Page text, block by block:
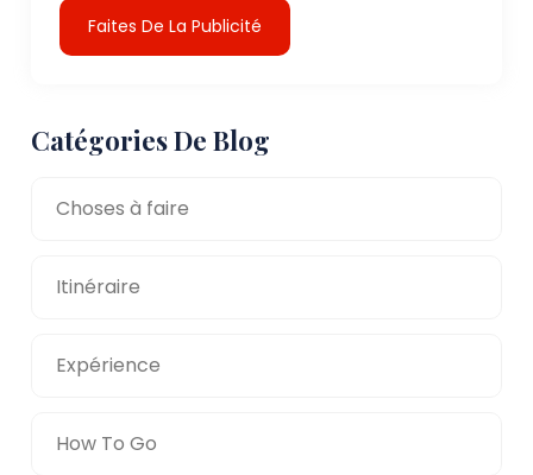
Faites De La Publicité
Catégories De Blog
Choses à faire
Itinéraire
Expérience
How To Go